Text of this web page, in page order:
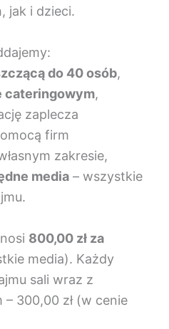
jak i dzieci.
do 40 osób,
cateringowym,
zaplecza
firm
zakresie,
media – wszystkie
800,00 zł za
media). Każdy
sali wraz z
300,00 zł (w cenie